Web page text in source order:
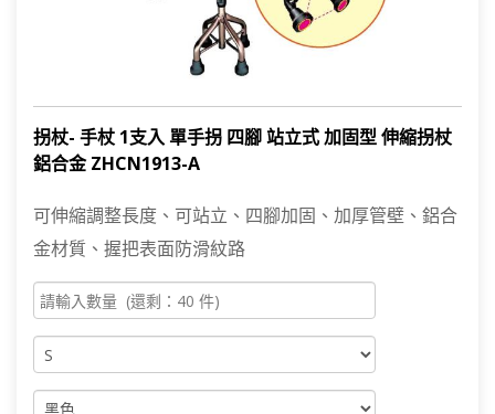
PRODUCT SEARCH
拐杖- 手杖 1支入 單手拐 四腳 站立式 加固型 伸縮拐杖
鋁合金 ZHCN1913-A
可伸縮調整長度、可站立、四腳加固、加厚管壁、鋁合
金材質、握把表面防滑紋路